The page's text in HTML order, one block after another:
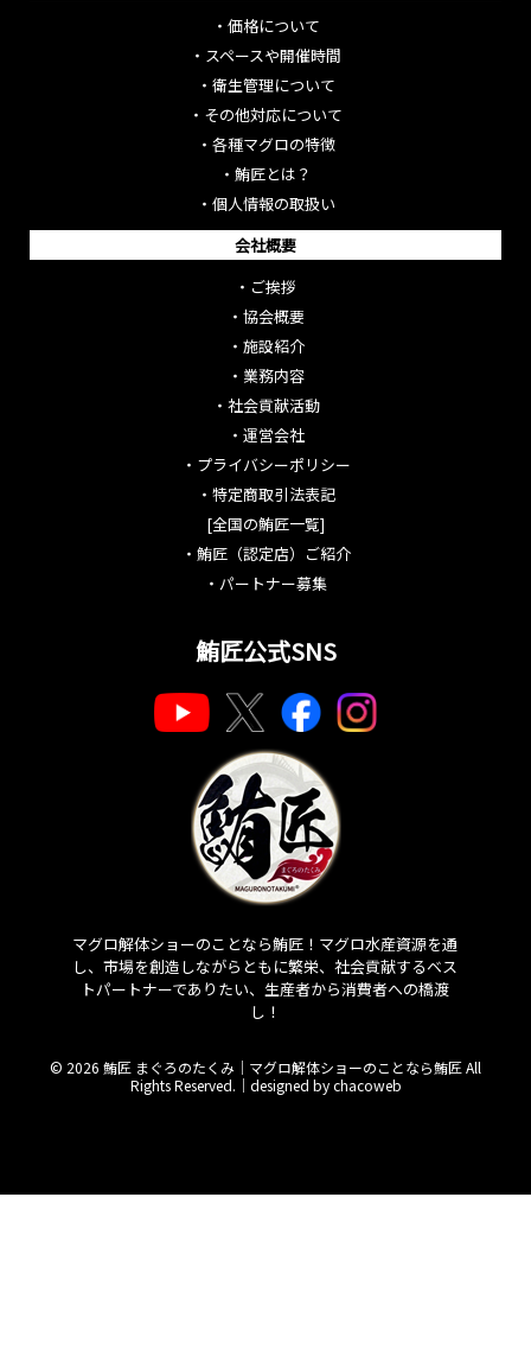
・ 価格について
・ スペースや開催時間
・ 衛生管理について
・ その他対応について
・ 各種マグロの特徴
・ 鮪匠とは？
・ 個人情報の取扱い
会社概要
・ ご挨拶
・ 協会概要
・ 施設紹介
・ 業務内容
・ 社会貢献活動
・ 運営会社
・ プライバシーポリシー
・ 特定商取引法表記
[全国の鮪匠一覧]
・ 鮪匠（認定店）ご紹介
・ パートナー募集
鮪匠公式SNS
マグロ解体ショーのことなら鮪匠！マグロ水産資源を通
し、市場を創造しながらともに繁栄、社会貢献するベス
トパートナーでありたい、生産者から消費者への橋渡
し！
© 2026 鮪匠 まぐろのたくみ｜マグロ解体ショーのことなら鮪匠 All
Rights Reserved.｜ designed by chacoweb